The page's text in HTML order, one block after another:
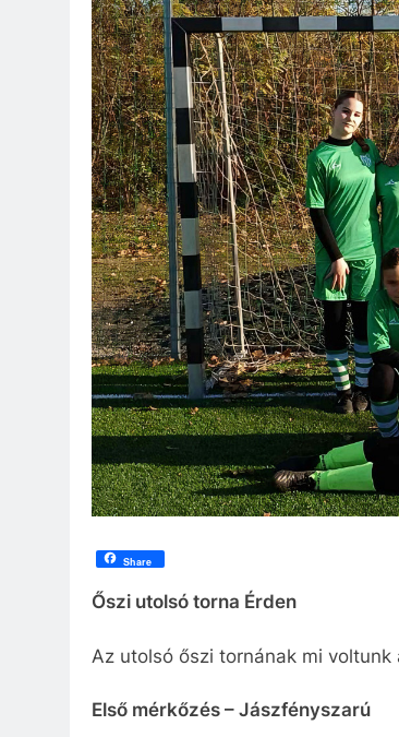
Share
Őszi utolsó torna Érden
Az utolsó őszi tornának mi
Első mérkőzés – Jászfényszarú